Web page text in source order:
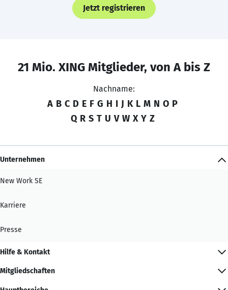
Jetzt registrieren
21 Mio. XING Mitglieder, von A bis Z
Nachname:
A B C D E F G H I J K L M N O P
Q R S T U V W X Y Z
Unternehmen
New Work SE
Karriere
Presse
Hilfe & Kontakt
Mitgliedschaften